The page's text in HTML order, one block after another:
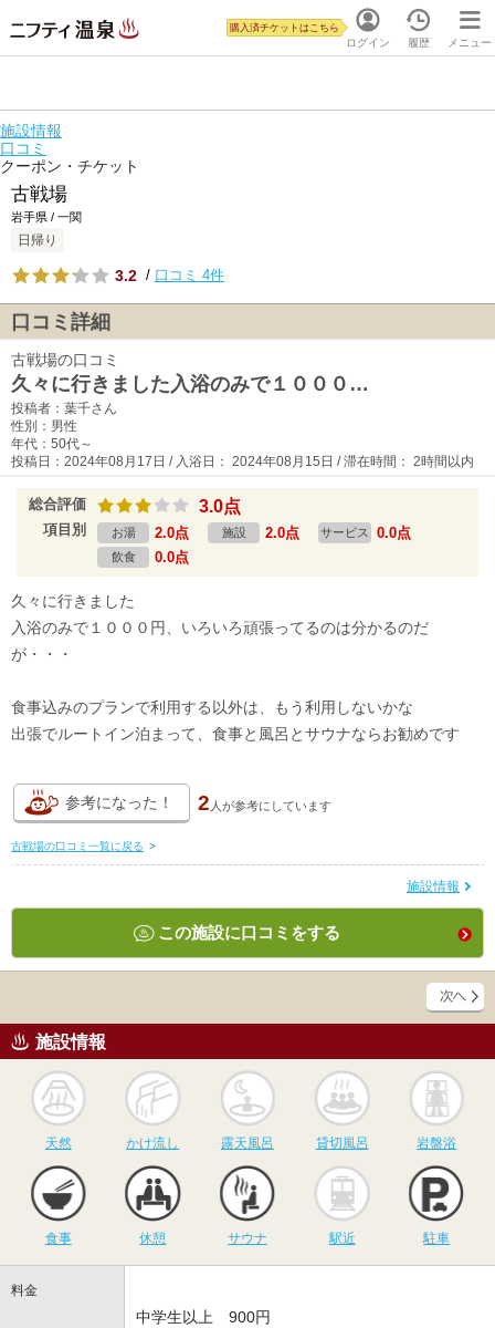
ログイン
購入済チケットはこちら
履歴 メニュー
施設情報
口コミ
クーポン・チケット
古戦場
岩手県 / 一関
日帰り
3.2 / 口コミ 4件
口コミ詳細
古戦場の口コミ
久々に行きました入浴のみで１０００…
投稿者：葉千さん
性別：男性
年代：50代～
投稿日：2024年08月17日 / 入浴日： 2024年08月15日 / 滞在時間： 2時間以内
総合評価 3.0点
項目別 お湯 2.0点 施設 2.0点 サービス 0.0点
飲食 0.0点
久々に行きました
入浴のみで１０００円、いろいろ頑張ってるのは分かるのだ
が・・・
食事込みのプランで利用する以外は、もう利用しないかな
出張でルートイン泊まって、食事と風呂とサウナならお勧めです
参考になった！ 2 人が参考にしています
古戦場の口コミ一覧に戻る >
施設情報
この施設に口コミをする
施設情報
天然
かけ流し
かけ流し
露天風呂
露天風呂
貸切風呂
貸切風呂 岩盤浴
食事 休憩
サウナ
サウナ 駅近 駐車
料金
中学生以上 900円